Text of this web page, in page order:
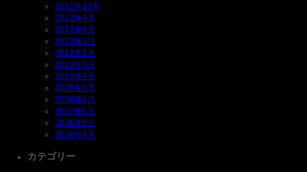
2012年10月
2012年9月
2012年5月
2012年3月
2012年1月
2010年9月
2010年4月
2009年3月
2008年4月
2007年6月
2006年8月
2000年9月
カテゴリー